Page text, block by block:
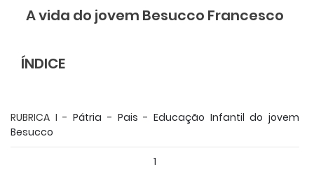
A vida do jovem Besucco Francesco
ÍNDICE
RUBRICA I - Pátria - Pais - Educação Infantil do jovem
Besucco
1